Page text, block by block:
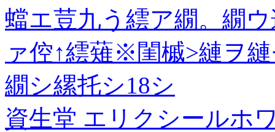
蟷エ荳九う繧ア繝。繝
ァ倥↑繧薙※閨槭>縺ヲ
繝シ縲托シ18シ
資生堂 エリクシールホ